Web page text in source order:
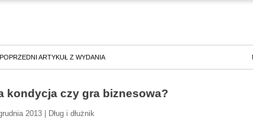
POPRZEDNI ARTYKUŁ Z WYDANIA
kondycja czy gra biznesowa?
2013 | Dług i dłużnik